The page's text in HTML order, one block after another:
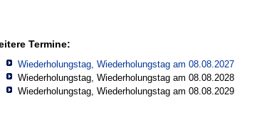
Termine:
Wiederholungstag, Wiederholungstag am 08.08.2027
Wiederholungstag, Wiederholungstag am 08.08.2028
Wiederholungstag, Wiederholungstag am 08.08.2029